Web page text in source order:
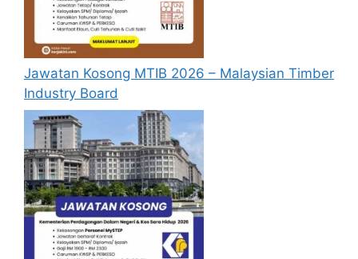
Cara Memohon
Permohonan jawatan diatas hendaklah
melalui pautanPermohonan Online
boleh didapati melalui pautan yang telah
disediakan dibawah. Untuk pemohon kali
pertama, anda perlu mendaftar
akaun baru terlebih dahulu.
Calon dikehendaki memuat naik resume
yang lengkap (kelayakan akademik,
Jawatan Kosong MTIB 2026 – Malaysian Timber
Industry Board